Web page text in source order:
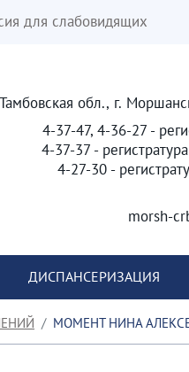
для слабовидящих
Тамбовская обл., г.
4-37-47, 4-36-27 -
4-37-37 -
4-27-30 -
morsh-
ДИСПАНСЕРИЗАЦИЯ
МОМЕНТ НИНА